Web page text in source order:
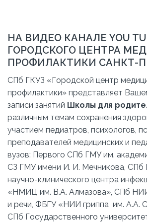
НА ВИДЕО КАНАЛЕ YOU
ГОРОДСКОГО ЦЕНТРА
ПРОФИЛАКТИКИ САНКТ-
СПб ГКУЗ «Городской центр
профилактики» представляет
записи занятий Школы для
различным темам сохранения
участием педиатров, психологов,
преподавателей медицинских и
вузов: Первого СПб ГМУ им.
СЗ ГМУ имени И. И. Мечникова, СПб
научно-клинического центра
«НМИЦ им. В.А. Алмазова», СПб НИИ
и речи, ФБГУ «НИИ гриппа им. А.А.
СПб Государственного